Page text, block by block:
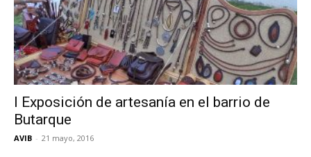
I Exposición de artesanía en el barrio de
Butarque
AVIB - 21 mayo, 2016